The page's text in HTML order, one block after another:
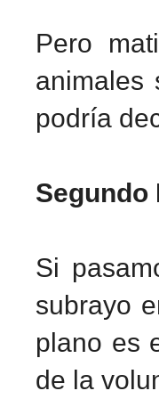
Pero
animales
podría
Segundo
Si
subrayo
plano es
de la